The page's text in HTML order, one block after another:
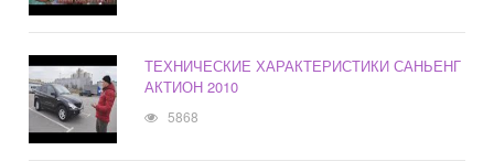
ТЕХНИЧЕСКИЕ ХАРАКТЕРИСТИКИ САНЬЕНГ
АКТИОН 2010
5868